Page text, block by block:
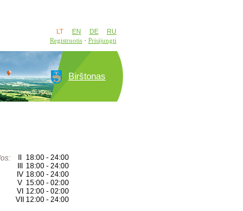
LT EN DE
RU
Registruotis
Prisijungti
Birštonas
18:00 - 24:00
18:00 - 24:00
IV 18:00 - 24:00
V 15:00 - 02:00
VI 12:00 - 02:00
VII
12:00 - 24:00